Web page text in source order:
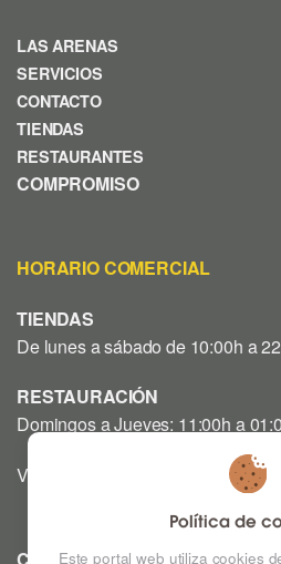
LAS ARENAS
SERVICIOS
CONTACTO
TIENDAS
RESTAURANTES
COMPROMISO
HORARIO COMERCIAL
TIENDAS
De lunes a sábado de 10:00h a
RESTAURACIÓN
Domingos a Jueves: 11:00h a
Viernes y Sábado: 12:00h a 03:00h
Política de
Este portal web utiliza cookies